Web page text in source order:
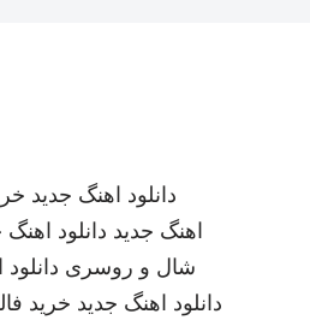
دانلود اهنگ جدید
اهنگ جدید دانلود اهنگ
شال و روسری
دانلود اهنگ جدید خرید